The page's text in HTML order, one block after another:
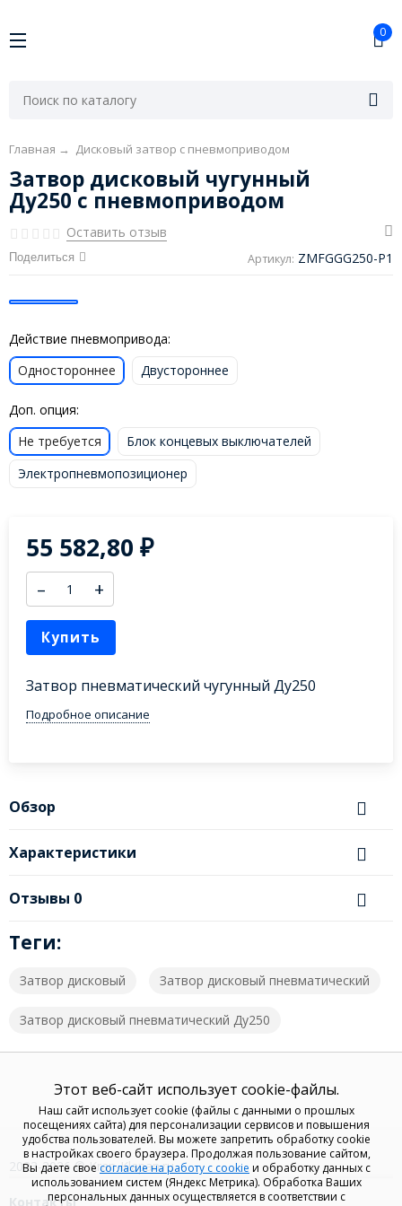
0
Главная → Дисковый затвор с пневмоприводом
Затвор дисковый чугунный
Ду250 с пневмоприводом
Оставить отзыв
Поделиться Артикул: ZMFGGG250-P1
Действие пневмопривода:
Одностороннее
Двустороннее
Доп. опция:
Не требуется
Блок концевых выключателей
Электропневмопозиционер
55 582,80₽
– +
Купить
Затвор пневматический чугунный Ду250
Подробное описание
Обзор
Характеристики
Отзывы 0
Теги:
Затвор дисковый Затвор дисковый пневматический
Затвор дисковый пневматический Ду250
2023-2026 © Kran-Klapan.ru
Этот веб-сайт использует cookie-файлы.
Наш сайт использует cookie (файлы с данными о прошлых
посещениях сайта) для персонализации сервисов и повышения
удобства пользователей. Вы можете запретить обработку cookie
в настройках своего браузера. Продолжая пользование сайтом,
Вы даете своесогласие на работу с cookie и обработку данных с
использованием систем (Яндекс Метрика). Обработка Ваших
персональных данных осуществляется в соответствии с
Контакты